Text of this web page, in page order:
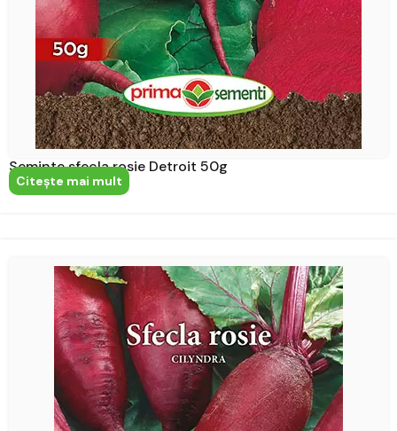
Seminte sfecla rosie Detroit 50g
Citeşte mai mult